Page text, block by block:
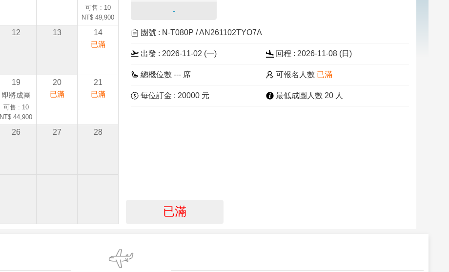
可售 : 10
NT$ 49,900
12 13
14
已滿
19
即將成團
可售 : 10
NT$ 44,900
20
已滿
21
已滿
26 27 28
-
團號 : N-T080P / AN261102TYO7A
出發 : 2026-11-02 (一) 回程 : 2026-11-08 (日 )
總機位數 --- 席 可報名人數 已滿
每位訂金 : 20000 元 最低成團人數 20 人
已滿